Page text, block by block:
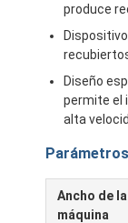
Hogar
Productos
Viaje de la
produce
Diseño
permite el
alta
Ancho de la
máquina